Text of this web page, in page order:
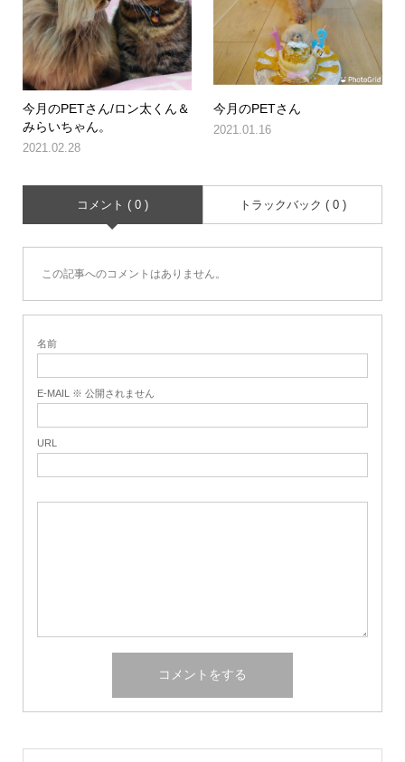
今月のPETさん/ロン太くん＆
みらいちゃん。
2021.02.28
今月のPETさん
2021.01.16
コメント ( 0 ) トラックバック ( 0 )
この記事へのコメントはありません。
名前
E-MAIL ※ 公開されません
URL